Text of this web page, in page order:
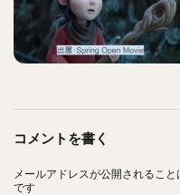
コメントを書く
メールアドレスが公開されること
です